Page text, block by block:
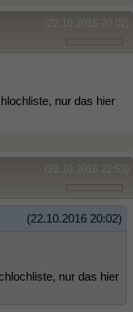
(22.10.2016 20:02)
nur das hier
(22.10.2016 22:53)
(22.10.2016 20:02)
nur das hier